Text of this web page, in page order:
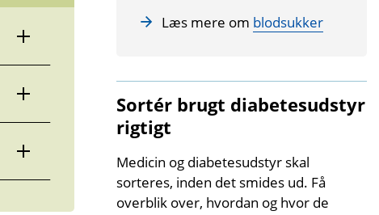
Læs mere om blodsukker
Sortér brugt diabetesudstyr
rigtigt
Medicin og diabetesudstyr skal
sorteres, inden det smides ud. Få
overblik over, hvordan og hvor de